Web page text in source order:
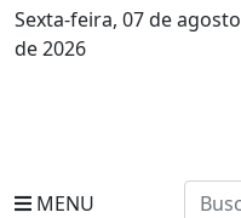
Sexta-feira, 07 de agosto
de 2026
MENU